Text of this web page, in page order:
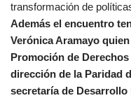
transformación de
Además el encuentro
Verónica Aramayo
Promoción de
dirección de la Paridad
secretaría de